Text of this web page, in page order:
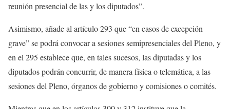
reunión presencial de las y los diputados”.
Asimismo, añade al artículo 293 que “en casos de excepción
grave” se podrá convocar a sesiones semipresenciales del Pleno, y
en el 295 establece que, en tales sucesos, las diputadas y los
diputados podrán concurrir, de manera física o telemática, a las
sesiones del Pleno, órganos de gobierno y comisiones o comités.